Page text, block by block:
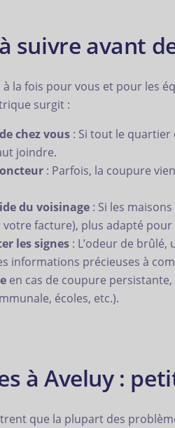
suivre avant
la fois pour vous et pour les
surgit :
chez vous : Si tout le quartier
joindre.
: Parfois, la coupure
du voisinage : Si les
facture), plus adapté pour
les signes : L’odeur de
informations précieuses à
en cas de coupure
écoles, etc.).
à Aveluy :
que la plupart des